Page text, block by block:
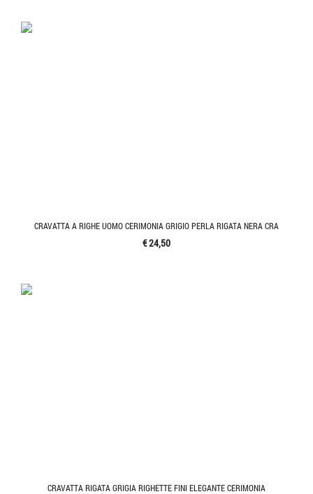
CRAVATTA A RIGHE UOMO CERIMONIA GRIGIO PERLA RIGATA NERA CRA
€ 24,50
CRAVATTA RIGATA GRIGIA RIGHETTE FINI ELEGANTE CERIMONIA